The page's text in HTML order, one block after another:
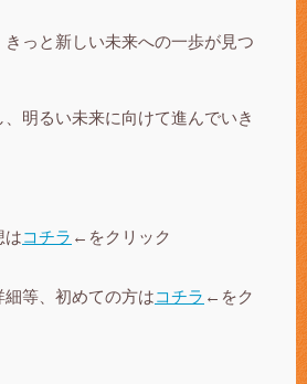
っと新しい未来への一歩が見つ
明るい未来に向けて進んでいき
はコチラ ←をクリック
等、初めての方はコチラ ←をク